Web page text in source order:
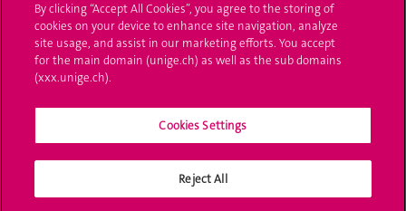
Ask a question
Contact
By clicking “Accept All Cookies”, you agree to the storing of
cookies on your device to enhance site navigation, analyze
site usage, and assist in our marketing efforts. You accept
for the main domain (unige.ch) as well as the sub domains
(xxx.unige.ch).
Cookies Settings
Reject All